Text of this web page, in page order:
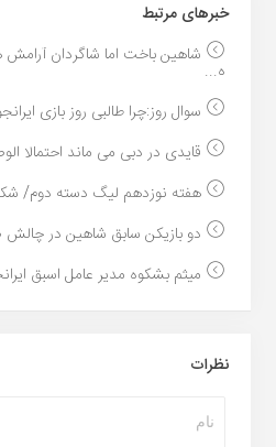
خبر‌های مرتبط
شاهین باخت اما شاگردان
ه...
سوال روز:چرا طالبی روز بازی
قایدی در دبی می ماند احتمالا
هفته نوزدهم لیگ دسته دوم/
دو بازیکن سابق شاهین در
میثم بشکوه مدیر عامل اسبق
نظرات